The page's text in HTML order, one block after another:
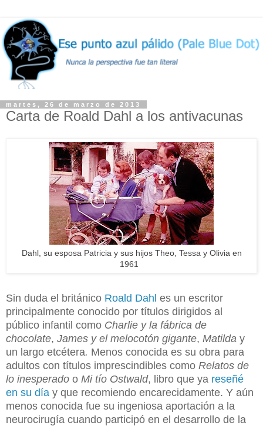
martes, 26 de marzo de 2013
Carta de Roald Dahl a los antivacunas
Dahl, su esposa Patricia y sus hijos Theo, Tessa y Olivia en
1961
Sin duda el británico Roald Dahl es un escritor
principalmente conocido por títulos dirigidos al
público infantil como Charlie y la fábrica de
chocolate, James y el melocotón gigante, Matilda y
un largo etcétera. Menos conocida es su obra para
adultos con títulos imprescindibles como Relatos de
lo inesperado o Mi tío Ostwald, libro que ya reseñé
en su día y que recomiendo encarecidamente. Y aún
menos conocida fue su ingeniosa aportación a la
neurocirugía cuando participó en el desarrollo de la